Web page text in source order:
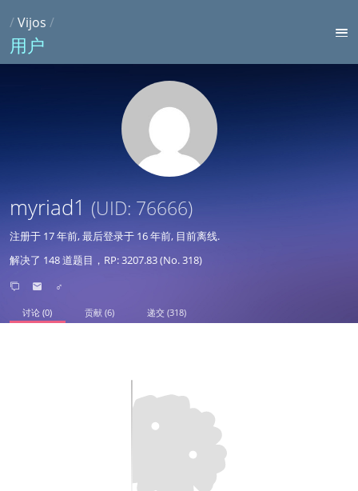
/Vijos /
用户
myriad1 (UID: 76666)
注册于 17 年前, 最后登录于 16 年前, 目前离线.
解决了 148 道题目，RP: 3207.83 (No. 318)
♂
讨论 (0) 贡献 (6) 递交 (318)